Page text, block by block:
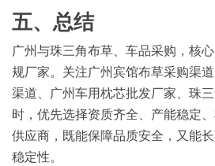
五、总结
广州与珠三角布草、车品采购，核
规厂家。关注广州宾馆布草采购渠
渠道、广州车用枕芯批发厂家、珠
时，优先选择资质齐全、产能稳定
供应商，既能保障品质安全，又能
稳定性。